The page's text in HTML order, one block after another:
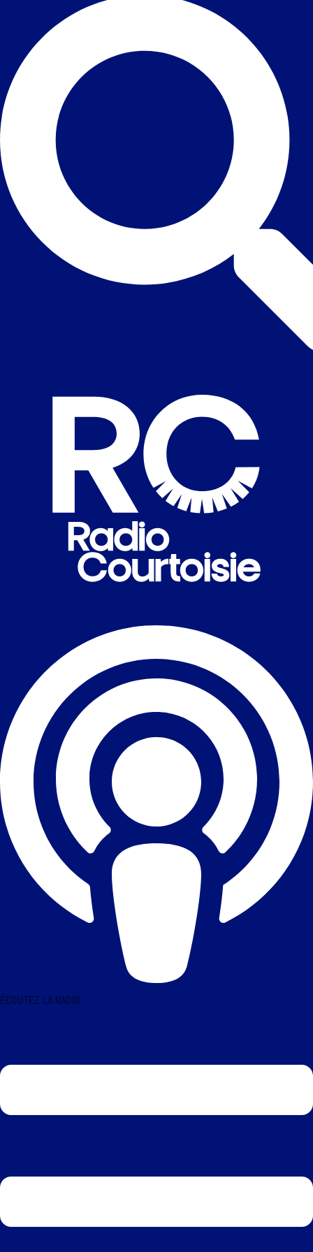
ÉCOUTEZ LA RADIO